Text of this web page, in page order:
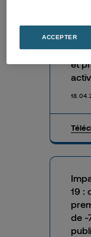
et
19 :
de -
ACCEPTER